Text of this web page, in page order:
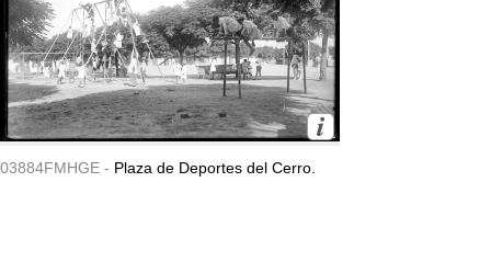
03884FMHGE - Plaza de Deportes del Cerro.